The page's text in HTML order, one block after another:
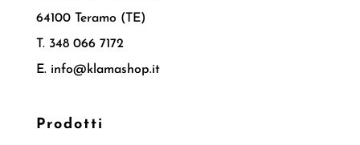
64100 Teramo (TE)
T. 348 066 7172
E. info@klamashop.it
Prodotti